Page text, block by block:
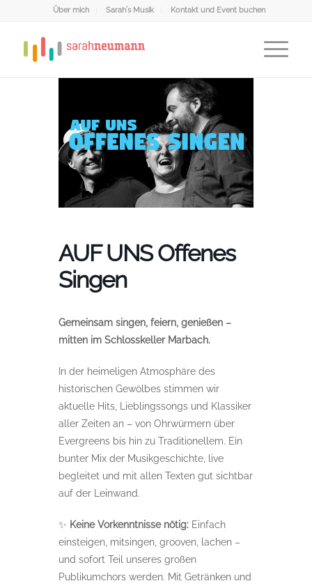
Über mich Sarah´s Musik Kontakt und Event buchen
AUF UNS Offenes
Singen
Gemeinsam singen, feiern, genießen –
mitten im Schlosskeller Marbach.
In der heimeligen Atmosphäre des
historischen Gewölbes stimmen wir
aktuelle Hits, Lieblingssongs und Klassiker
aller Zeiten an – von Ohrwürmern über
Evergreens bis hin zu Traditionellem. Ein
bunter Mix der Musikgeschichte, live
begleitet und mit allen Texten gut sichtbar
auf der Leinwand.
✨ Keine Vorkenntnisse nötig: Einfach
einsteigen, mitsingen, grooven, lachen –
und sofort Teil unseres großen
Publikumchors werden. Mit Getränken und